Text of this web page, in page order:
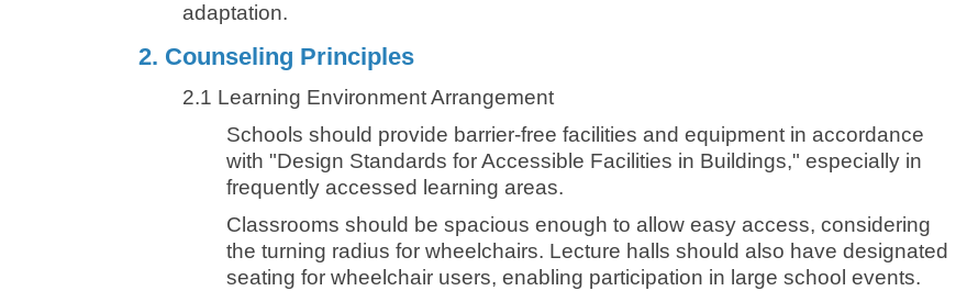
adaptation.
2. Counseling Principles
2.1 Learning Environment Arrangement
Schools should provide barrier-free facilities and equipment in accordance
with "Design Standards for Accessible Facilities in Buildings," especially in
frequently accessed learning areas.
Classrooms should be spacious enough to allow easy access, considering
the turning radius for wheelchairs. Lecture halls should also have designated
seating for wheelchair users, enabling participation in large school events.